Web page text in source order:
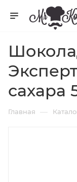
сахара
Главная —